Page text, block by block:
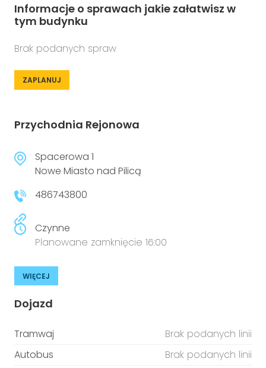
Informacje o sprawach jakie załatwisz w
tym budynku
Brak podanych spraw
ZAPLANUJ
Przychodnia Rejonowa
Spacerowa 1
Nowe Miasto nad Pilicą
486743800
Czynne
Planowane zamknięcie 16:00
WIĘCEJ
Dojazd
Tramwaj
Brak podanych linii
Autobus
Brak podanych linii